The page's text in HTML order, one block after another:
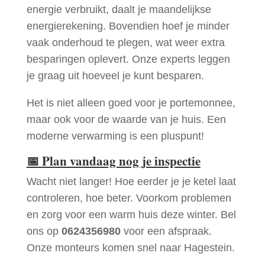
energie verbruikt, daalt je maandelijkse
energierekening. Bovendien hoef je minder
vaak onderhoud te plegen, wat weer extra
besparingen oplevert. Onze experts leggen
je graag uit hoeveel je kunt besparen.
Het is niet alleen goed voor je portemonnee,
maar ook voor de waarde van je huis. Een
moderne verwarming is een pluspunt!
📅 Plan vandaag nog je inspectie
Wacht niet langer! Hoe eerder je je ketel laat
controleren, hoe beter. Voorkom problemen
en zorg voor een warm huis deze winter. Bel
ons op 0624356980voor een afspraak.
Onze monteurs komen snel naar Hagestein.